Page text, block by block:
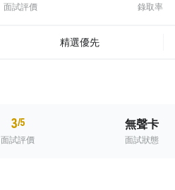
面試評價 錄取率
3/5
面試評價
無聲卡
面試狀態